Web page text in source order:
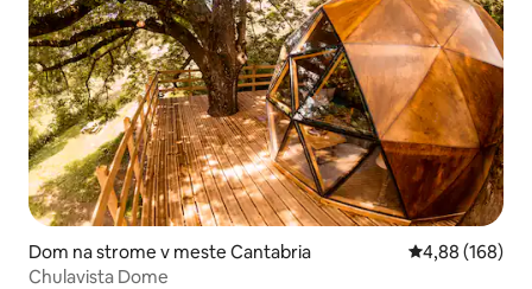
Dom na strome v meste Cantabria Priemerné
4,88 (168)
Chulavista Dome